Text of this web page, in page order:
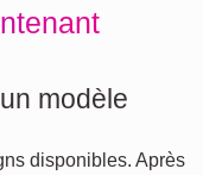
modèle
disponibles. Après